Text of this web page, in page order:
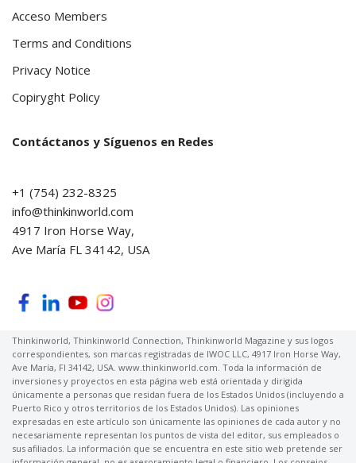
Acceso Members
Terms and Conditions
Privacy Notice
Copiryght Policy
Contáctanos y Síguenos en Redes
+1 (754) 232-8325
info@thinkinworld.com
4917 Iron Horse Way,
Ave María FL 34142, USA
Thinkinworld, Thinkinworld Connection, Thinkinworld Magazine y sus logos
correspondientes, son marcas registradas de IWOC LLC, 4917 Iron Horse Way,
Ave María, Fl 34142, USA. www.thinkinworld.com. Toda la información de
inversiones y proyectos en esta página web está orientada y dirigida
únicamente a personas que residan fuera de los Estados Unidos (incluyendo a
Puerto Rico y otros territorios de los Estados Unidos). Las opiniones
expresadas en este artículo son únicamente las opiniones de cada autor y no
necesariamente representan los puntos de vista del editor, sus empleados o
sus afiliados. La información que se encuentra en este sitio web pretende ser